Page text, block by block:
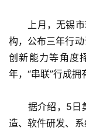
上月，无锡市
构，公布三年行
创新能力等角度
年，“串联”行成拥
据介绍，5日集
造、软件研发、